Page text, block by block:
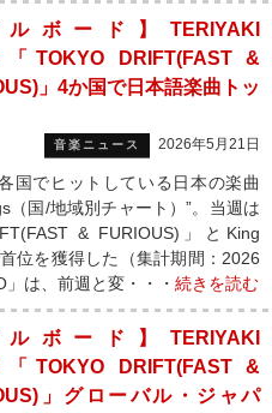
ルボード】TERIYAKI
「TOKYO DRIFT(FAST &
」4か国で日本語楽曲トッ
音楽ニュース 2026年5月21日
国でヒットしている日本の楽曲
（国/地域別チャート）”。当週は
& FURIOUS)」とKing
位を獲得した（集計期間：2026
は、前週と変・・・ 続きを読む
ルボード】TERIYAKI
「TOKYO DRIFT(FAST &
」グローバル・ジャパ